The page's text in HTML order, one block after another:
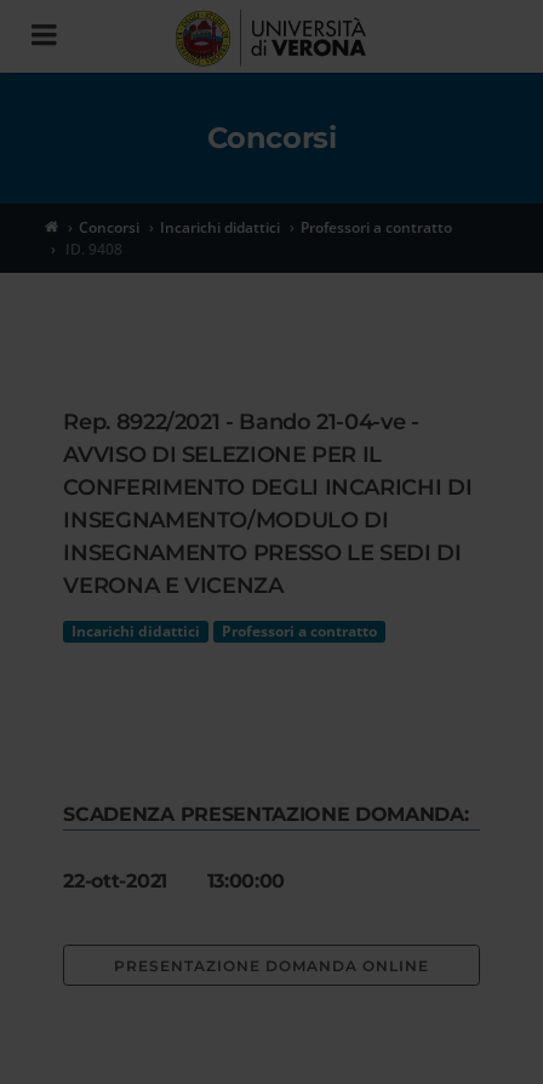
Toggle
navigation
Concorsi
Concorsi Incarichi didattici
Professori a contratto
ID. 9408
Rep. 8922/2021 - Bando 21-04-ve -
AVVISO DI SELEZIONE PER IL
CONFERIMENTO DEGLI INCARICHI DI
INSEGNAMENTO/MODULO DI
INSEGNAMENTO PRESSO LE SEDI DI
VERONA E VICENZA
Incarichi didattici Professori a contratto
SCADENZA PRESENTAZIONE DOMANDA:
22-ott-2021 13:00:00
PRESENTAZIONE DOMANDA ONLINE